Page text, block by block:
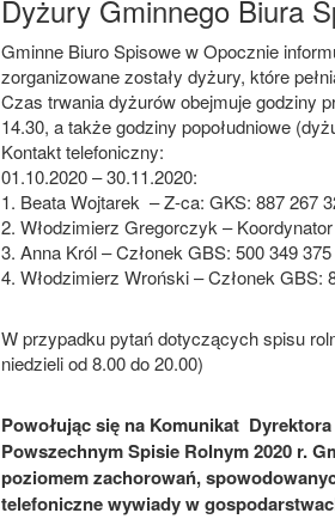
Dyżury Gminnego Biura
Gminne Biuro Spisowe w Opocznie
zorganizowane zostały dyżury, które
Czas trwania dyżurów obejmuje godziny
14.30, a także godziny popołudniowe
Kontakt telefoniczny:
01.10.2020 – 30.11.2020:
1. Beata Wojtarek – Z-ca: GKS: 887 267
2. Włodzimierz Gregorczyk –
3. Anna Król – Członek GBS: 500 349 375
4. Włodzimierz Wroński – Członek GBS:
W przypadku pytań dotyczących spisu
niedzieli od 8.00 do 20.00)
Powołując się na Komunikat
Powszechnym Spisie Rolnym 2020 r.
poziomem zachorowań,
telefoniczne wywiady w